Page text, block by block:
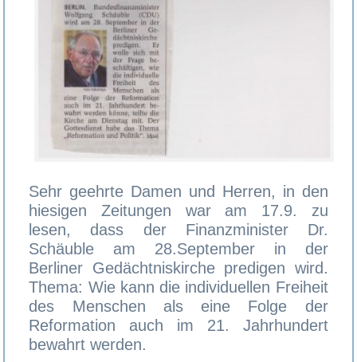
Sehr geehrte Damen und Herren, in den
hiesigen Zeitungen war am 17.9. zu
lesen, dass der Finanzminister Dr.
Schäuble am 28.September in der
Berliner Gedächtniskirche predigen wird.
Thema: Wie kann die individuellen Freiheit
des Menschen als eine Folge der
Reformation auch im 21. Jahrhundert
bewahrt werden.